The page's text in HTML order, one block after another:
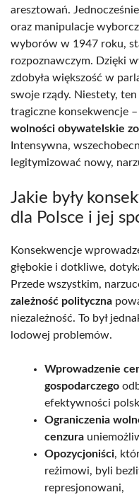
aresztowań.
oraz manipulacje
wyborów w 1947 roku,
rozpoznawczym. Dzięki
zdobyła większość w
swoje rządy. Niestety, ten
tragiczne konsekwencje –
wolności obywatelskie
Intensywna,
legitymizować nowy,
Jakie były
dla Polsce i jej
Konsekwencje
głębokie i dotkliwe,
Przede wszystkim,
zależność polityczna
niezależność. To był
lodowej problemów.
Wprowadzenie
gospodarczego
efektywności
Ograniczenia
cenzura
Opozycjoniści,
reżimowi, byli
represjonowani,